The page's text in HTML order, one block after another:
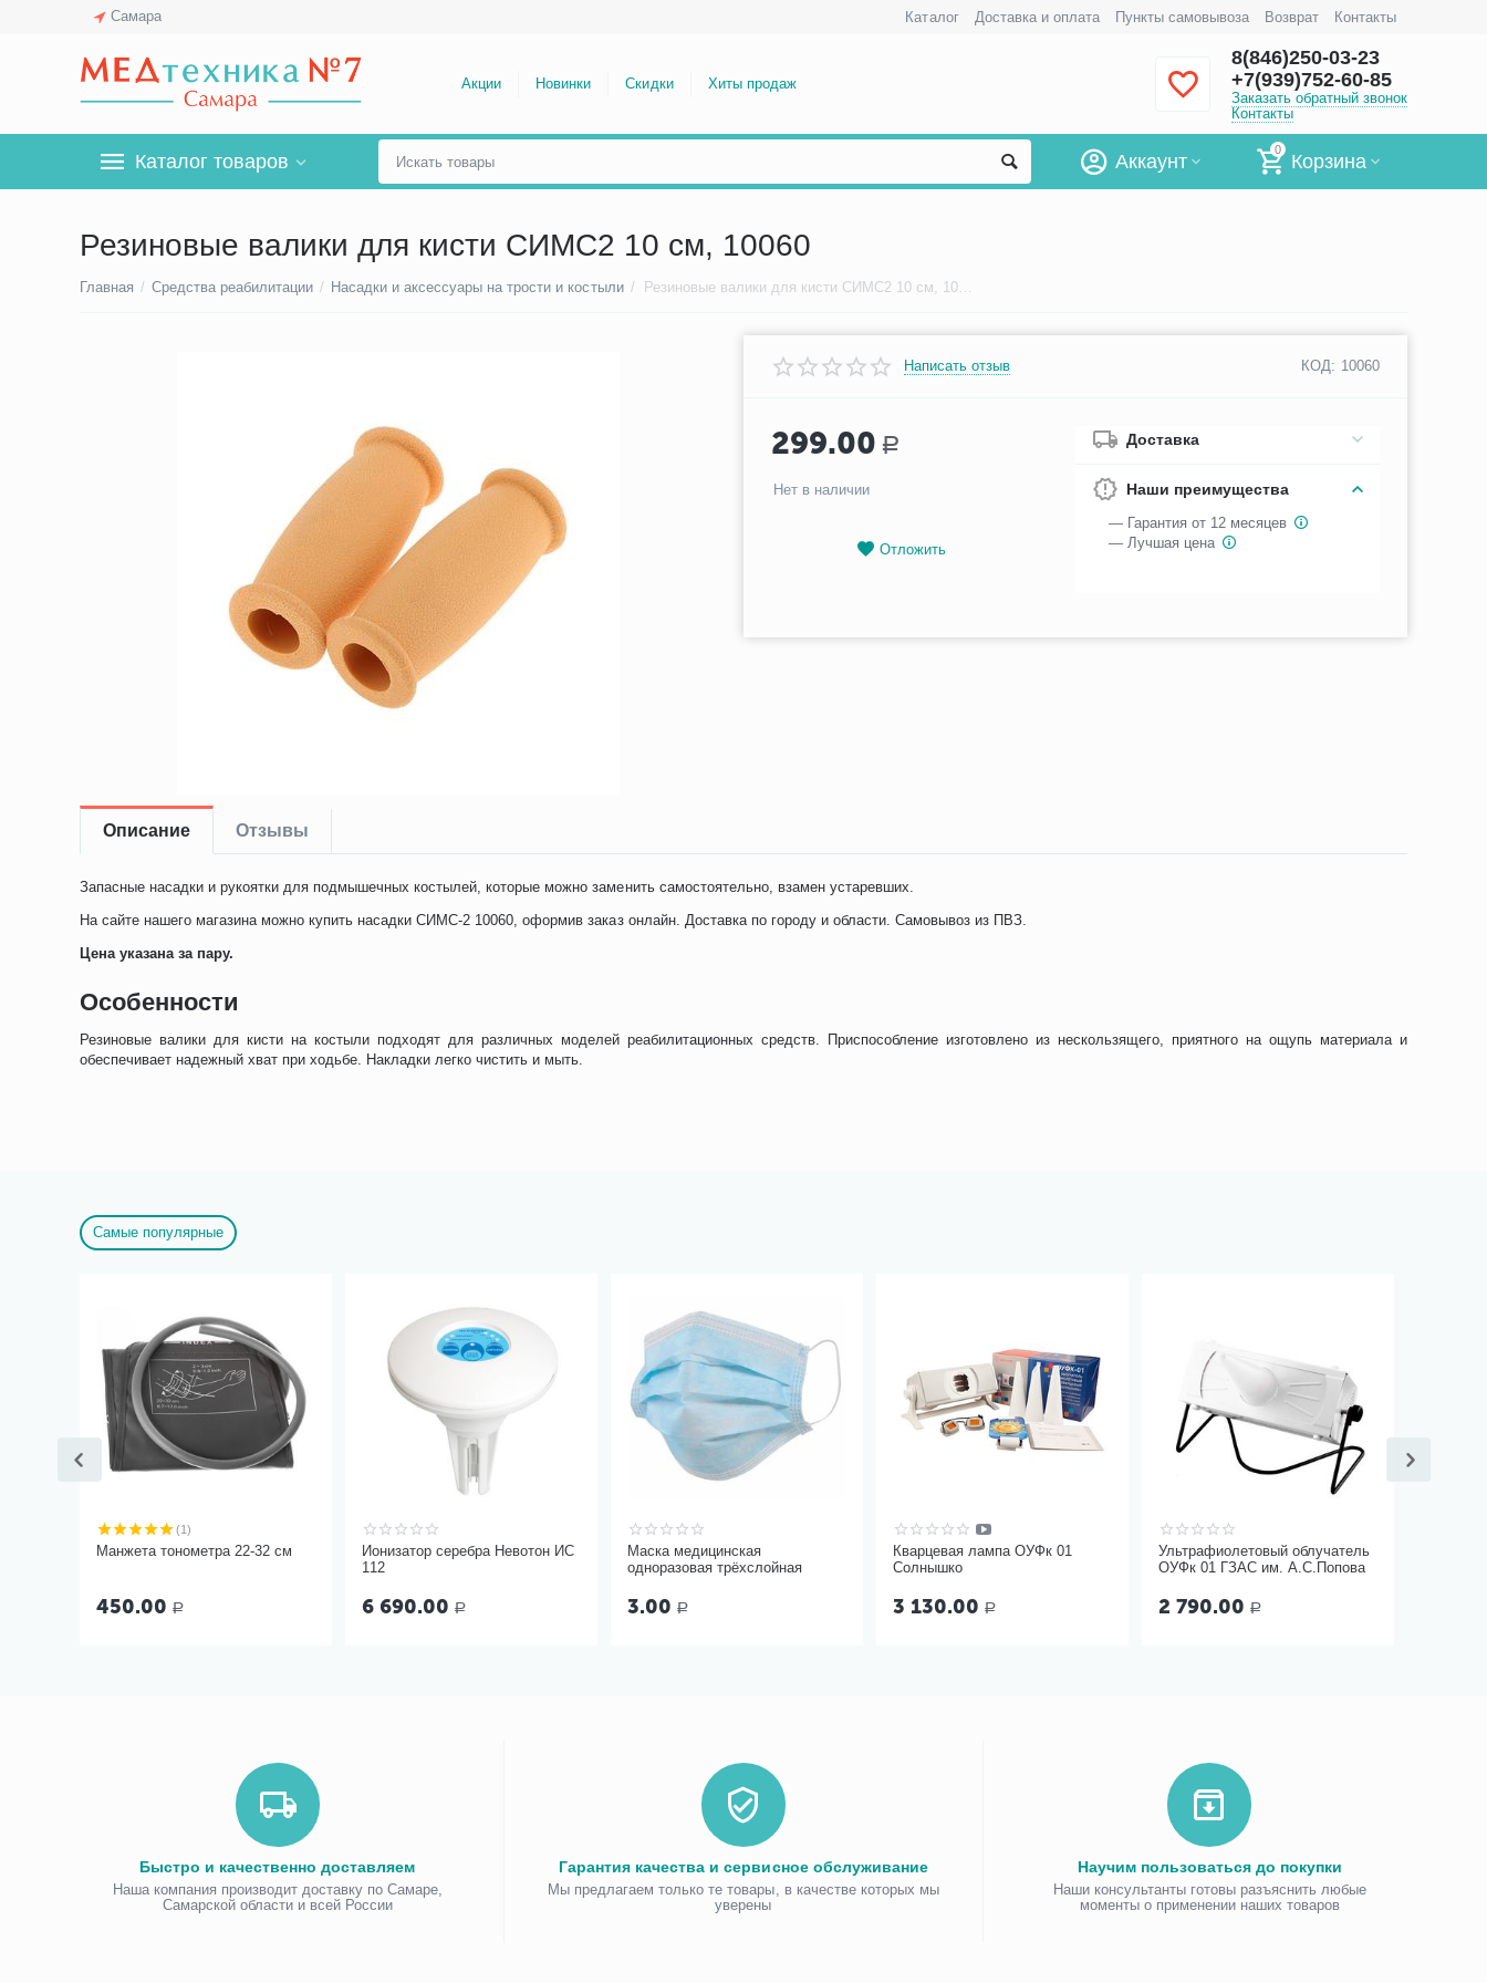
Самара Каталог Доставка и оплата Пункты самовывоза Возврат Контакты
Акции Новинки Скидки Хиты продаж
8(846)250-03-23
+7(939)752-60-85
Заказать обратный звонок
Контакты
Каталог товаров
0
Корзина
Аккаунт
Резиновые валики для кисти СИМС2 10 см, 10060
Главная / Средства реабилитации / Насадки и аксессуары на трости и костыли / Резиновые валики для кисти СИМС2 10 см, 10060
Написать отзыв КОД: 10060
299.00 Р
Нет в наличии
Отложить
Доставка
Наши преимущества
— Гарантия от 12 месяцев
— Лучшая цена
Описание Отзывы
Запасные насадки и рукоятки для подмышечных костылей, которые можно заменить самостоятельно, взамен устаревших.
На сайте нашего магазина можно купить насадки СИМС-2 10060, оформив заказ онлайн. Доставка по городу и области. Самовывоз из ПВЗ.
Цена указана за пару.
Особенности
Резиновые валики для кисти на костыли подходят для различных моделей реабилитационных средств. Приспособление изготовлено из нескользящего, приятного на ощупь материала и
обеспечивает надежный хват при ходьбе. Накладки легко чистить и мыть.
Самые популярные
(1)
Манжета тонометра 22-32 см
450.00 Р
Ионизатор серебра Невотон ИС
112
6 690.00 Р
Маска медицинская
одноразовая трёхслойная
3.00 Р
Кварцевая лампа ОУФк 01
Солнышко
3 130.00 Р
Ультрафиолетовый облучатель
ОУФк 01 ГЗАС им. А.С.Попова
2 790.00 Р
Быстро и качественно доставляем
Наша компания производит доставку по Самаре,
Самарской области и всей России
Гарантия качества и сервисное обслуживание
Мы предлагаем только те товары, в качестве которых мы
уверены
Научим пользоваться до покупки
Наши консультанты готовы разъяснить любые
моменты о применении наших товаров